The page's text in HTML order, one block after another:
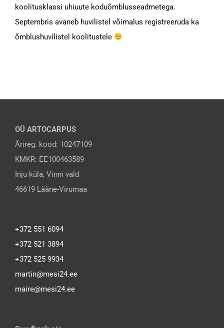
koolitusklassi uhiuute koduõmblusseadmetega.
Septembris avaneb huvilistel võimalus registreeruda ka
õmblushuvilistel koolitustele
OÜ ARTOCARPUS
Ärireg. kood: 10247109
KMKR: EE100463589
Inju küla, Vinni vald
46619 Lääne-Virumaa
+372 551 6094
+372 521 3894
+372 525 9934
martin@mesi24.ee
maire@mesi24.ee